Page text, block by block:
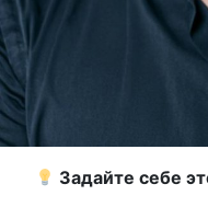
Задайте себе